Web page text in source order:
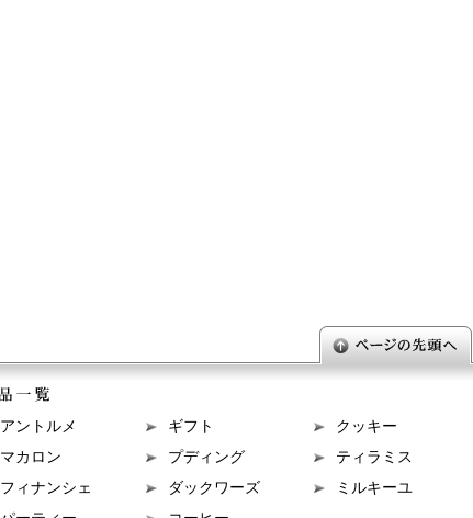
アントルメ ギフト
クッキー
マカロン
プディング
ティラミス
フィナンシェ
ダックワーズ
ミルキーユ